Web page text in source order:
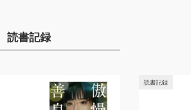
読書記録
読書記録